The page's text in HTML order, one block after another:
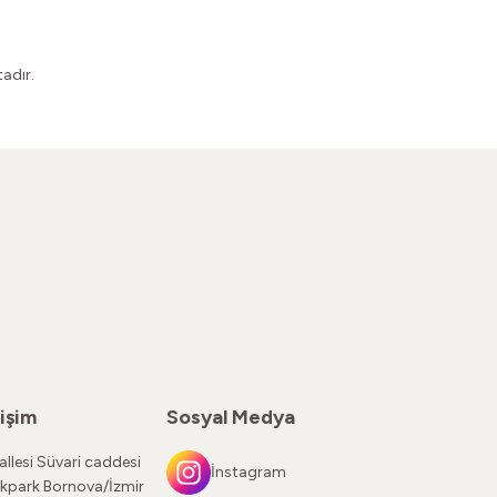
Süvari caddesi
Bornova/İzmir
Sosyal Medya
İnstagram